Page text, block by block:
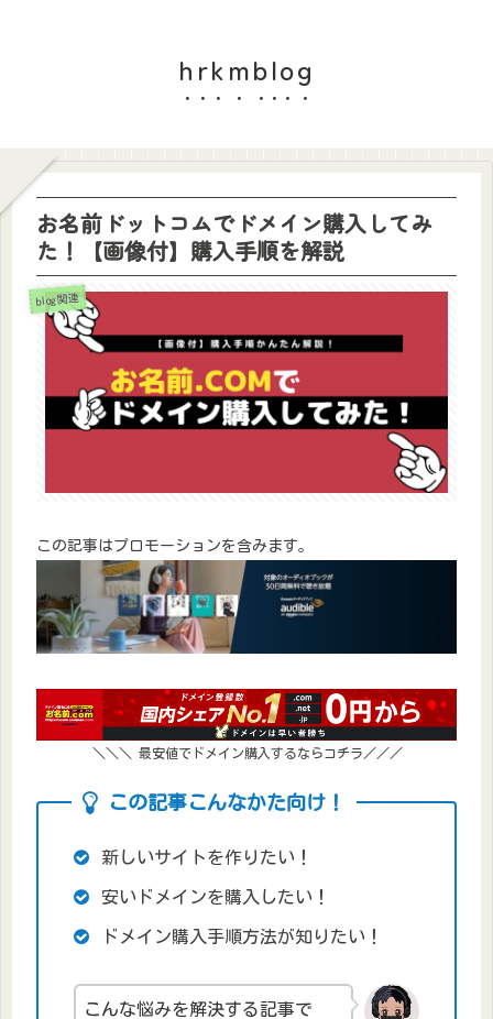
hrkmblog
お名前ドットコムでドメイン購入してみ
た！【画像付】購入手順を解説
blog関連
この記事はプロモーションを含みます。
＼＼＼ 最安値でドメイン購入するならコチラ／／／
この記事こんなかた向け！
新しいサイトを作りたい！
安いドメインを購入したい！
ドメイン購入手順方法が知りたい！
こんな悩みを解決する記事で